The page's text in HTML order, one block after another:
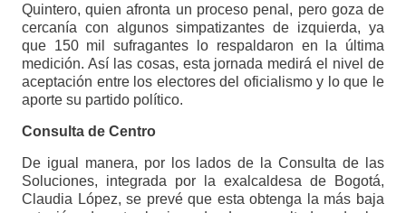
Quintero, quien afronta un proceso penal, pero goza de
cercanía con algunos simpatizantes de izquierda, ya
que 150 mil sufragantes lo respaldaron en la última
medición. Así las cosas, esta jornada medirá el nivel de
aceptación entre los electores del oficialismo y lo que le
aporte su partido político.
Consulta de Centro
De igual manera, por los lados de la Consulta de las
Soluciones, integrada por la exalcaldesa de Bogotá,
Claudia López, se prevé que esta obtenga la más baja